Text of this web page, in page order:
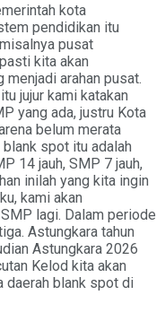
kota
pendidikan itu
pusat
kita akan
arahan pusat.
jujur kami katakan
yang ada, justru Kota
belum merata
blank spot itu adalah
14 jauh, SMP 7 jauh,
inilah yang kita ingin
kami akan
lagi. Dalam periode
Astungkara tahun
Astungkara 2026
Kelod kita akan
daerah blank spot di